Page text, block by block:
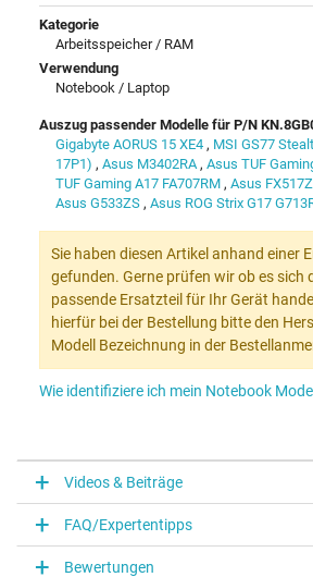
Kategorie
Arbeitsspeicher / RAM
Verwendung
Notebook / Laptop
Auszug passender Modelle für P/N
Gigabyte AORUS 15 XE4 , MSI GS77
17P1) , Asus M3402RA, Asus TUF
TUF Gaming A17 FA707RM , Asus
Asus G533ZS , Asus ROG Strix G17
Sie haben diesen Artikel anhand einer
gefunden. Gerne prüfen wir ob es sich
passende Ersatzteil für Ihr Gerät
hierfür bei der Bestellung bitte den
Modell Bezeichnung in der
Wie identifiziere ich mein Notebook
Videos & Beiträge
FAQ/Expertentipps
Bewertungen